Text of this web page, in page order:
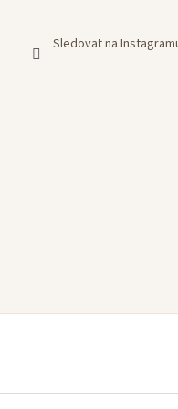
Sledovat na